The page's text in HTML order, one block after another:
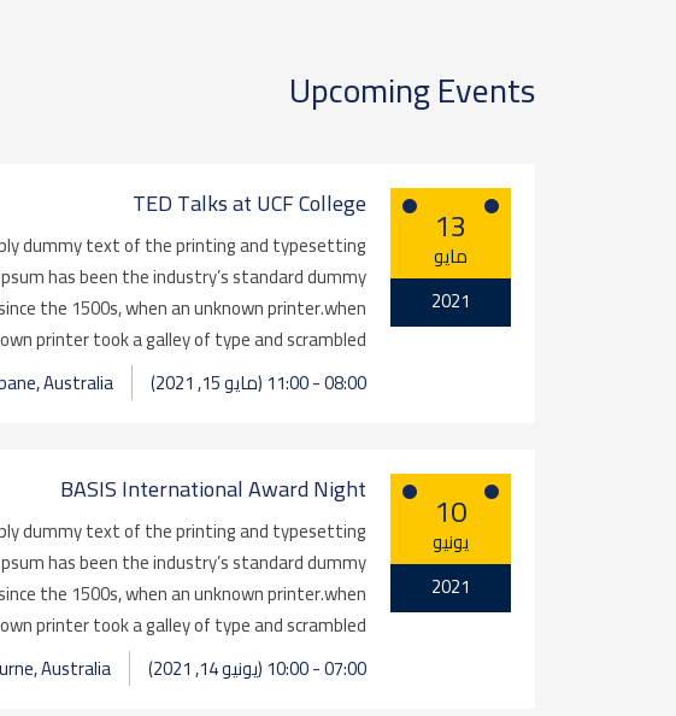
Upcoming Events
13
مايو
2021
TED Talks at UCF College
dummy text of the printing and typesetting
has been the industry’s standard dummy
the 1500s, when an unknown printer.when
printer took a galley of type and scrambled…
08:00 - 11:00 (مايو 15, 2021)
Australia
10
يونيو
2021
BASIS International Award Night
dummy text of the printing and typesetting
has been the industry’s standard dummy
the 1500s, when an unknown printer.when
printer took a galley of type and scrambled…
07:00 - 10:00 (يونيو 14, 2021)
Australia